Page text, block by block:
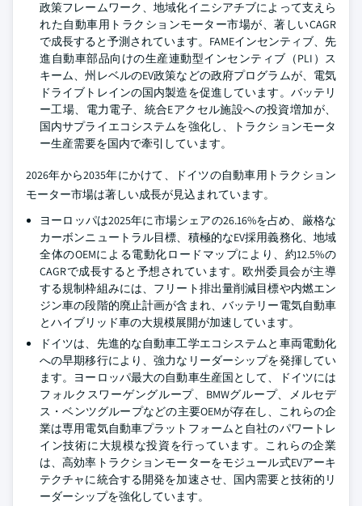
政策フレームワーク、地域化イニシアチブによって支えら
れた自動車用トラクションモーター市場が、著しいCAGR
で成長すると予測されています。FAMEインセンティブ、先
進自動車部品向けの生産連動型インセンティブ（PLI）ス
キーム、州レベルのEV政策などの政府プログラムが、電気
ドライブトレインの国内製造を促進しています。バッテリ
ー工場、電力電子、統合Eアクセル施設への投資増加が、
国内サプライエコシステムを強化し、トラクションモータ
ー生産需要を国内で牽引しています。
2026年から2035年にかけて、ドイツの自動車用トラクション
モーター市場は著しい成長が見込まれています。
ヨーロッパは2025年に市場シェアの26.16%を占め、厳格な
カーボンニュートラル目標、積極的なEV採用義務化、地域
全体のOEMによる電動化ロードマップにより、約12.5%の
CAGRで成長すると予想されています。欧州委員会が主導
する規制枠組みには、フリート排出量削減目標や内燃エン
ジン車の段階的廃止計画が含まれ、バッテリー電気自動車
とハイブリッド車の大規模展開が加速しています。
ドイツは、先進的な自動車工学エコシステムと車両電動化
への早期移行により、強力なリーダーシップを発揮してい
ます。ヨーロッパ最大の自動車生産国として、ドイツには
フォルクスワーゲングループ、BMWグループ、メルセデ
ス・ベンツグループなどの主要OEMが存在し、これらの企
業は専用電気自動車プラットフォームと自社のパワートレ
イン技術に大規模な投資を行っています。これらの企業
は、高効率トラクションモーターをモジュール式EVアーキ
テクチャに統合する開発を加速させ、国内需要と技術的リ
ーダーシップを強化しています。